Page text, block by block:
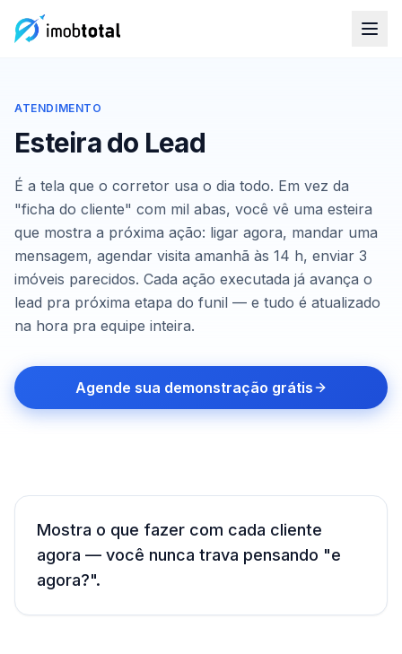
ATENDIMENTO
Esteira do Lead
É a tela que o corretor usa o dia todo. Em vez da
"ficha do cliente" com mil abas, você vê uma esteira
que mostra a próxima ação: ligar agora, mandar uma
mensagem, agendar visita amanhã às 14 h, enviar 3
imóveis parecidos. Cada ação executada já avança o
lead pra próxima etapa do funil — e tudo é atualizado
na hora pra equipe inteira.
Agende sua demonstração grátis
Mostra o que fazer com cada cliente
agora — você nunca trava pensando "e
agora?".